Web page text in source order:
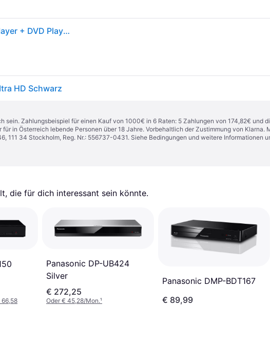
Panasonic DP-UB154 (Blu-ray Player), Bluray Player + DVD Player, Schwarz
HD Schwarz
sein. Zahlungsbeispiel für einen Kauf von 1000€ in 6 Raten: 5 Zahlungen von 174,82€ und
in Österreich lebende Personen über 18 Jahre. Vorbehaltlich der Zustimmung von
111 34 Stockholm, Reg. Nr.: 556737-0431. Siehe Bedingungen und weitere Informationen
die für dich interessant sein könnte.
Panasonic DP-UB424
Silver
€ 272,25
Oder € 45,28/Mon.¹
Panasonic DMP-BDT167
€ 89,99